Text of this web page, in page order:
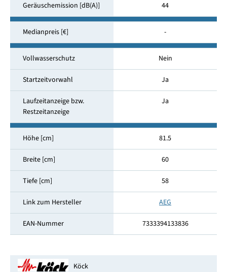
Geräuschemission [dB(A)] 44
Medianpreis [€] -
Vollwasserschutz Nein
Startzeitvorwahl Ja
Laufzeitanzeige bzw.
Restzeitanzeige
Ja
Höhe [cm] 81.5
Breite [cm] 60
Tiefe [cm] 58
Link zum Hersteller AEG
EAN-Nummer 7333394133836
Köck